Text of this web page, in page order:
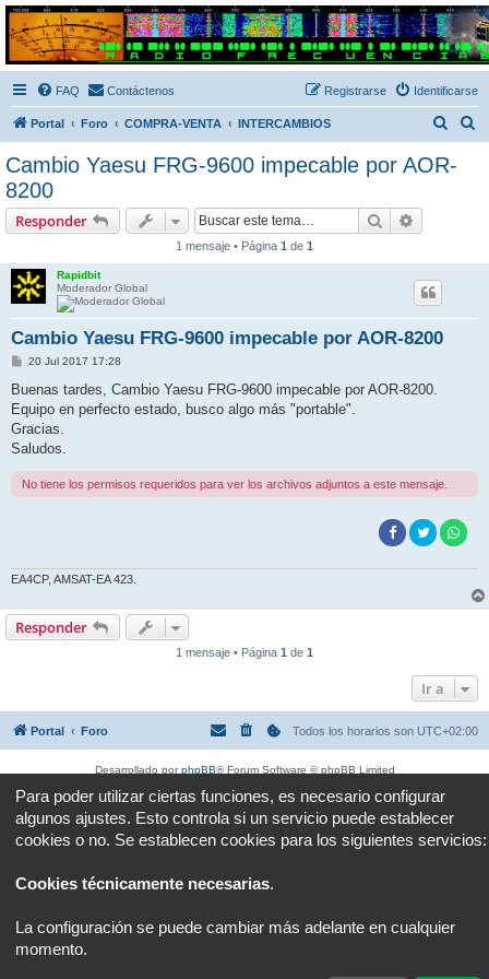
Radio Frecuencias
Foro de Radio Frecuencias
FAQ Contáctenos Identificarse
Registrarse
Portal Foro COMPRA-VENTA INTERCAMBIOS
Cambio Yaesu FRG-9600 impecable por AOR-
8200
Responder Buscar
1 mensaje • Página 1 de 1
Rapidbit
Moderador Global
Cambio Yaesu FRG-9600 impecable por AOR-8200
M
n
a
j
20 Jul 2017 17:28
Buenas tardes, Cambio Yaesu FRG-9600 impecable por AOR-8200.
Equipo en perfecto estado, busco algo más "portable".
Gracias.
Saludos.
No tiene los permisos requeridos para ver los archivos adjuntos a este mensaje.
EA4CP, AMSAT-EA 423.
Responder
1 mensaje • Página 1 de 1
Ir a
Portal Foro Todos los horarios son UTC+02:00
Desarrollado porphpBB® Forum Software © phpBB Limited
Traducción al español por
Privacidad
|Condiciones
Para poder utilizar ciertas funciones, es necesario configurar
algunos ajustes. Esto controla si un servicio puede establecer
cookies o no. Se establecen cookies para los siguientes servicios:
Cookies técnicamente necesarias.
La configuración se puede cambiar más adelante en cualquier
momento.